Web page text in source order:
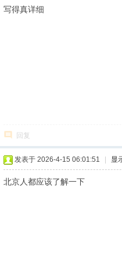
写得真详细
回复
发表于 2026-4-15 06:01:51 显
北京人都应该了解一下